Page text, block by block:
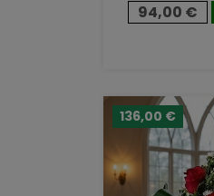
94,00 €
136,00 €